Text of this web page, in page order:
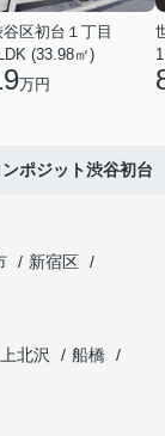
谷区初台１丁目
(33.98㎡)
万円
ンポジット渋谷初台
新宿区
上北沢
船橋